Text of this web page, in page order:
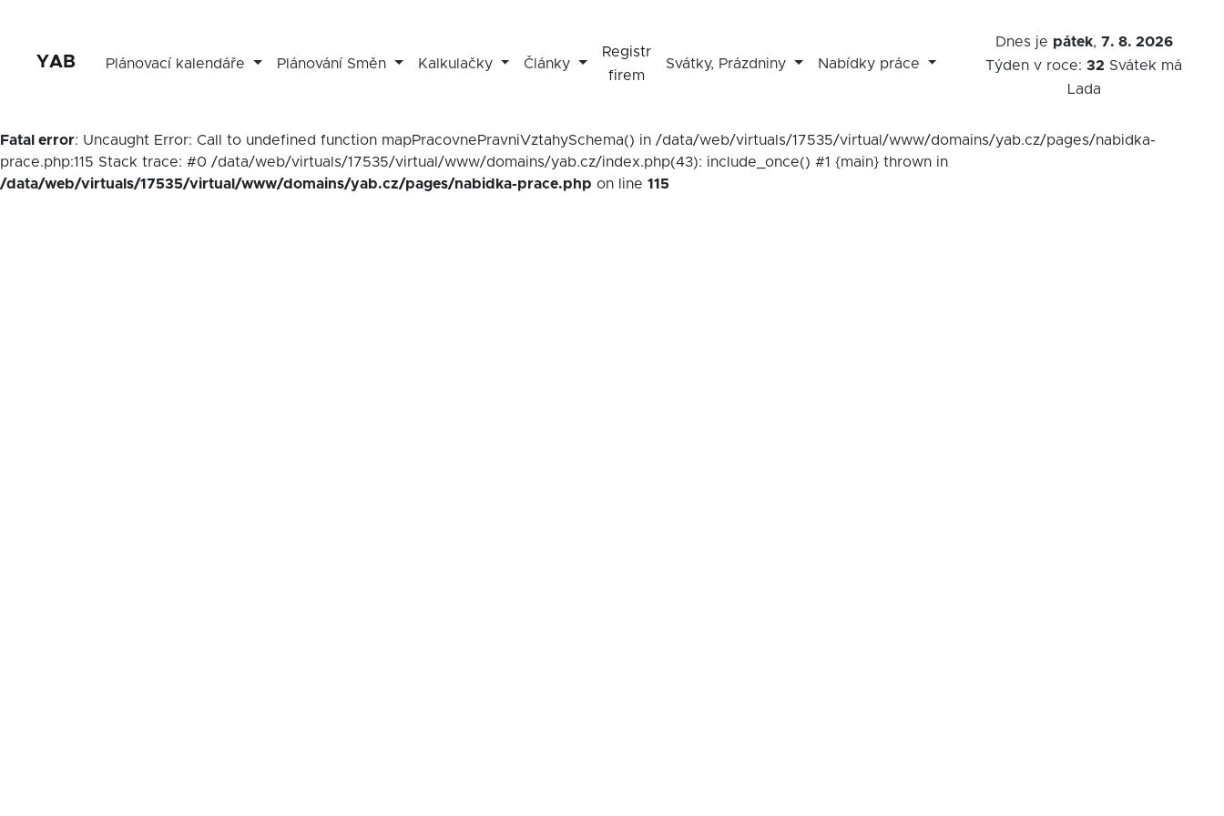
YAB Plánovací kalendáře Plánování Směn Kalkulačky Články
Registr
firem
Svátky, Prázdniny Nabídky práce
Dnes je pátek, 7. 8. 2026
Týden v roce:32 Svátek má
Lada
Fatal error: Uncaught Error: Call to undefined function mapPracovnePravniVztahySchema() in /data/web/virtuals/17535/virtual/www/domains/yab.cz/pages/nabidka-
prace.php:115 Stack trace: #0 /data/web/virtuals/17535/virtual/www/domains/yab.cz/index.php(43): include_once() #1 {main} thrown in
/data/web/virtuals/17535/virtual/www/domains/yab.cz/pages/nabidka-prace.php on line 115